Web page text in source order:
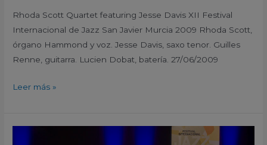
Rhoda Scott Quartet featuring Jesse Davis XII Festival
Internacional de Jazz San Javier Murcia 2009 Rhoda Scott,
órgano Hammond y voz. Jesse Davis, saxo tenor. Guilles
Renne, guitarra. Lucien Dobat, batería. 27/06/2009
Leer más »